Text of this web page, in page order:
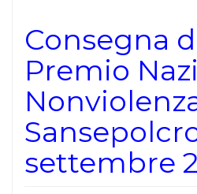
Consegna
Premio
settembre